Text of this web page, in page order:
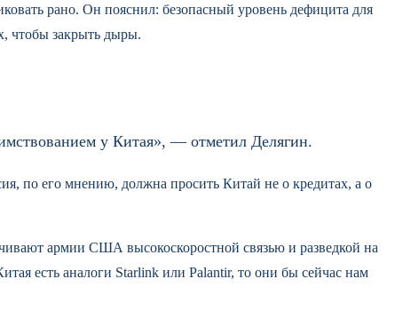
рано. Он пояснил: безопасный уровень дефицита для
чтобы закрыть дыры.
у Китая», — отметил Делягин.
по его мнению, должна просить Китай не о кредитах, а о
армии США высокоскоростной связью и разведкой на
есть аналоги Starlink или Palantir, то они бы сейчас нам